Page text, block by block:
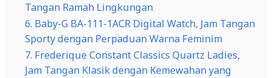
Tangan Ramah Lingkungan
6. Baby-G BA-111-1ACR Digital Watch, Jam Tangan
Sporty dengan Perpaduan Warna Feminim
7. Frederique Constant Classics Quartz Ladies,
Jam Tangan Klasik dengan Kemewahan yang